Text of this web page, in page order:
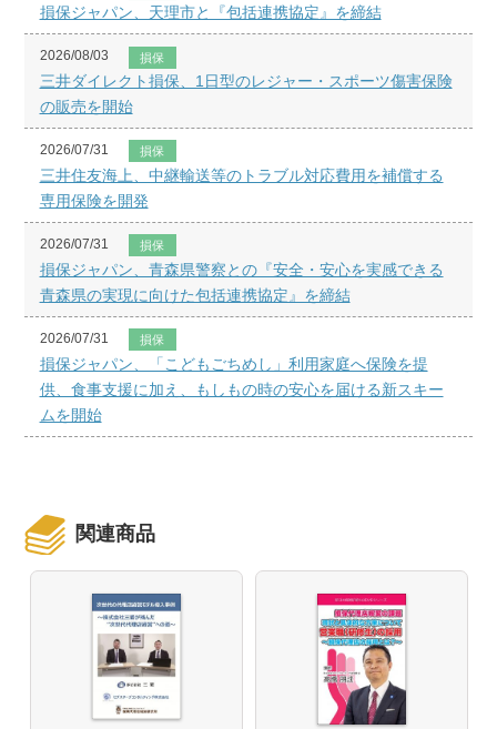
損保ジャパン、天理市と『包括連携協定』を締結
2026/08/03 損保
三井ダイレクト損保、1日型のレジャー・スポーツ傷害保険
の販売を開始
2026/07/31 損保
三井住友海上、中継輸送等のトラブル対応費用を補償する
専用保険を開発
2026/07/31 損保
損保ジャパン、青森県警察との『安全・安心を実感できる
青森県の実現に向けた包括連携協定』を締結
2026/07/31 損保
損保ジャパン、「こどもごちめし」利用家庭へ保険を提
供、食事支援に加え、もしもの時の安心を届ける新スキー
ムを開始
関連商品